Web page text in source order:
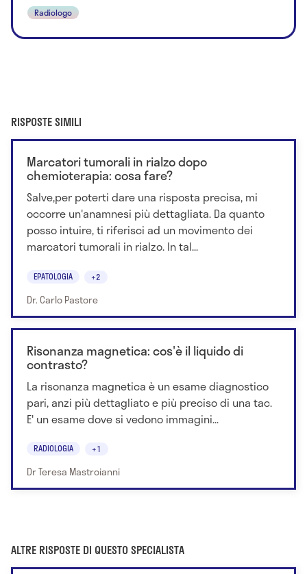
Radiologo
RISPOSTE SIMILI
Marcatori tumorali in rialzo dopo
chemioterapia: cosa fare?
Salve,per poterti dare una risposta precisa, mi
occorre un'anamnesi più dettagliata. Da quanto
posso intuire, ti riferisci ad un movimento dei
marcatori tumorali in rialzo. In tal...
EPATOLOGIA +2
Dr. Carlo Pastore
Risonanza magnetica: cos'è il liquido di
contrasto?
La risonanza magnetica è un esame diagnostico
pari, anzi più dettagliato e più preciso di una tac.
E' un esame dove si vedono immagini...
RADIOLOGIA +1
Dr Teresa Mastroianni
ALTRE RISPOSTE DI QUESTO SPECIALISTA